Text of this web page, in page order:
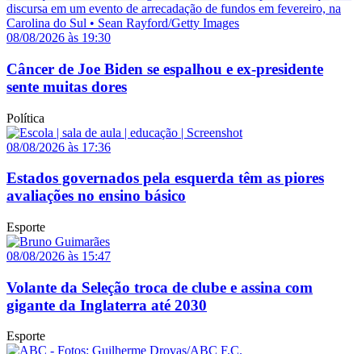
08/08/2026 às 19:30
Câncer de Joe Biden se espalhou e ex-presidente
sente muitas dores
Política
08/08/2026 às 17:36
Estados governados pela esquerda têm as piores
avaliações no ensino básico
Esporte
08/08/2026 às 15:47
Volante da Seleção troca de clube e assina com
gigante da Inglaterra até 2030
Esporte